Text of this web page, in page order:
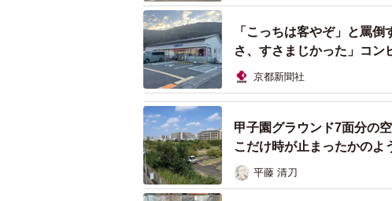
店の下の地盤と一緒に下がった駐車場。マンホー
後（提供：
「こっちは客やぞ」と罵
さ、すさまじかった」コン
京都新聞社
甲子園グラウンド7面分の
こだけ時が止まったかのよ
平藤 清刀